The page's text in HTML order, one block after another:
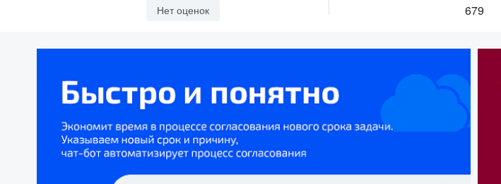
Нет оценок
679